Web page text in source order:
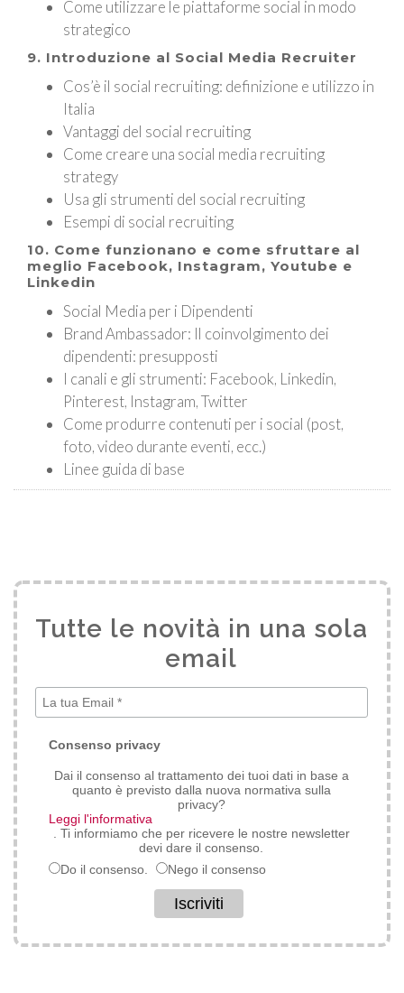
Come utilizzare le piattaforme social in modo
strategico
9. Introduzione al Social Media Recruiter
Cos’è il social recruiting: definizione e utilizzo in
Italia
Vantaggi del social recruiting
Come creare una social media recruiting
strategy
Usa gli strumenti del social recruiting
Esempi di social recruiting
10. Come funzionano e come sfruttare al
meglio Facebook, Instagram, Youtube e
Linkedin
Social Media per i Dipendenti
Brand Ambassador: Il coinvolgimento dei
dipendenti: presupposti
I canali e gli strumenti: Facebook, Linkedin,
Pinterest, Instagram, Twitter
Come produrre contenuti per i social (post,
foto, video durante eventi, ecc.)
Linee guida di base
Tutte le novità in una sola
email
Consenso privacy
Dai il consenso al trattamento dei tuoi dati in base a
quanto è previsto dalla nuova normativa sulla
privacy?
Leggi l'informativa
. Ti informiamo che per ricevere le nostre newsletter
devi dare il consenso.
Do il consenso.
Nego il consenso